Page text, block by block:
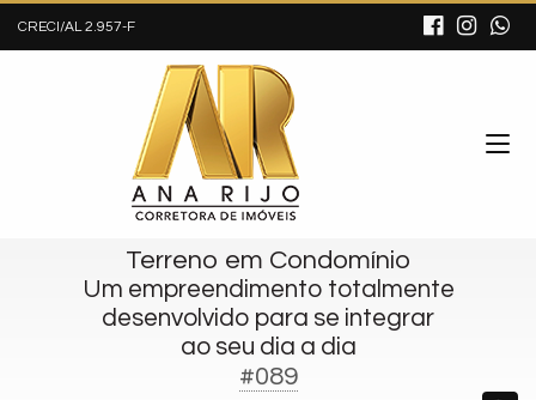
CRECI/AL 2.957-F
Terreno em Condomínio
Um empreendimento totalmente
desenvolvido para se integrar
ao seu dia a dia
#089